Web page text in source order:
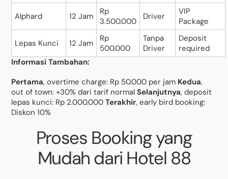
Alphard 12 Jam
Rp
3.500.000
Driver
VIP
Package
Lepas Kunci 12 Jam
Rp
500.000
Tanpa
Driver
Deposit
required
Informasi Tambahan:
Pertama, overtime charge: Rp 50.000 per jam Kedua,
out of town: +30% dari tarif normalSelanjutnya, deposit
lepas kunci: Rp 2.000.000Terakhir, early bird booking:
Diskon 10%
Proses Booking yang
Mudah dari Hotel 88